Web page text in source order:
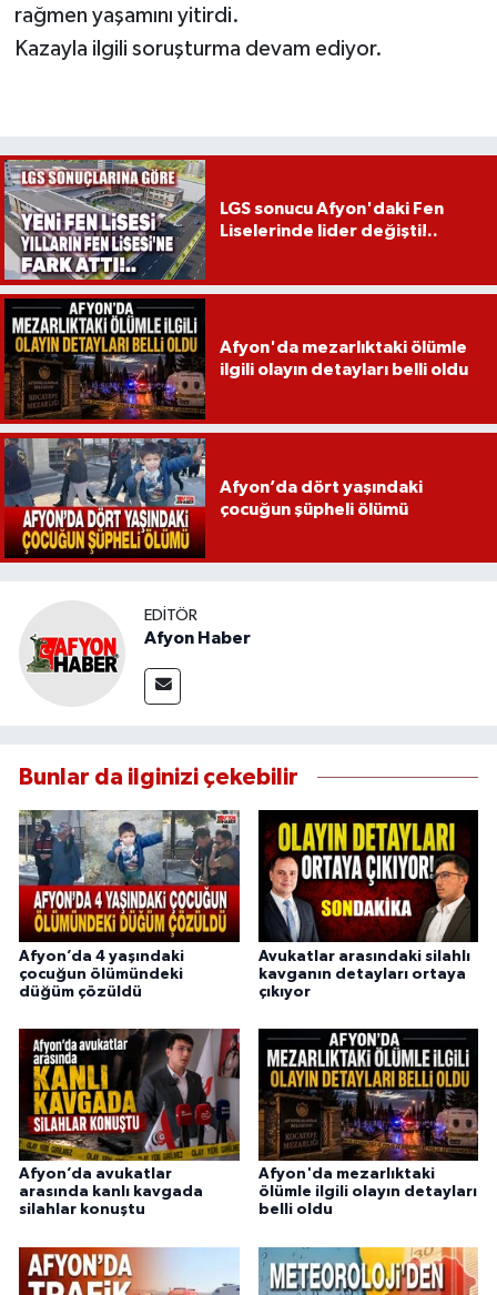
rağmen yaşamını yitirdi.
Kazayla ilgili soruşturma devam ediyor.
LGS sonucu Afyon'daki Fen
Liselerinde lider değişti!..
Afyon'da mezarlıktaki ölümle
ilgili olayın detayları belli oldu
Afyon’da dört yaşındaki
çocuğun şüpheli ölümü
EDITÖR
Afyon Haber
Bunlar da ilginizi çekebilir
Afyon’da 4 yaşındaki
çocuğun ölümündeki
düğüm çözüldü
Avukatlar arasındaki silahlı
kavganın detayları ortaya
çıkıyor
Afyon’da avukatlar
arasında kanlı kavgada
silahlar konuştu
Afyon'da mezarlıktaki
ölümle ilgili olayın detayları
belli oldu